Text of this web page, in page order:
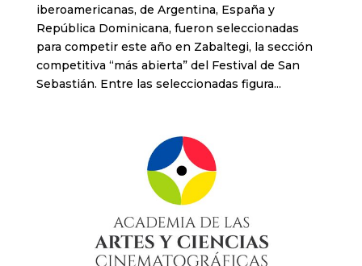
iberoamericanas, de Argentina, España y
República Dominicana, fueron seleccionadas
para competir este año en Zabaltegi, la sección
competitiva “más abierta” del Festival de San
Sebastián. Entre las seleccionadas figura...